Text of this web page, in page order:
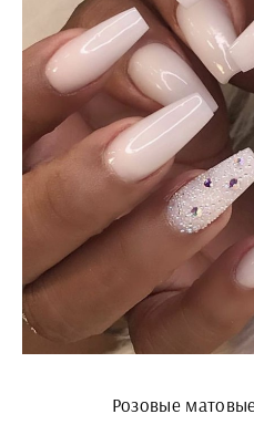
Розовые